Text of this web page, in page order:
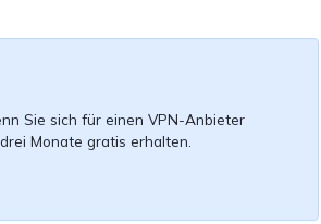
Sie sich für einen VPN-Anbieter
Monate gratis erhalten.